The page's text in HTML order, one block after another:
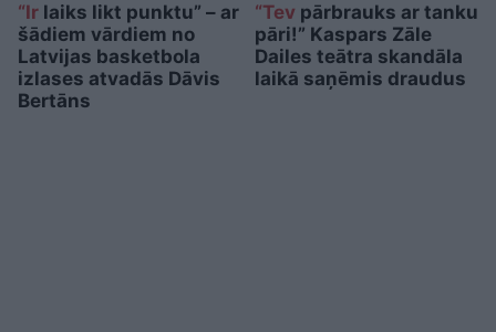
“Ir laiks likt punktu” – ar
šādiem vārdiem no
Latvijas basketbola
izlases atvadās Dāvis
Bertāns
“Tev pārbrauks ar tanku
pāri!” Kaspars Zāle
Dailes teātra skandāla
laikā saņēmis draudus